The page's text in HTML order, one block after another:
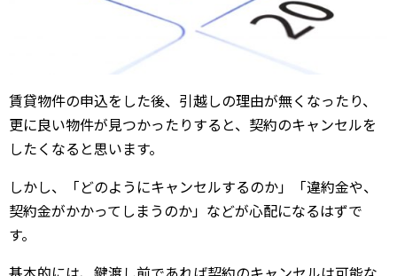
賃貸物件の申込をした後、引越しの理由が無くなったり、
更に良い物件が見つかったりすると、契約のキャンセルを
したくなると思います。
しかし、「どのようにキャンセルするのか」「違約金や、
契約金がかかってしまうのか」などが心配になるはずで
す。